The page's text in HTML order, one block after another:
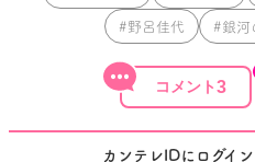
#野呂佳代 #銀河
3
カンテレIDにログイ